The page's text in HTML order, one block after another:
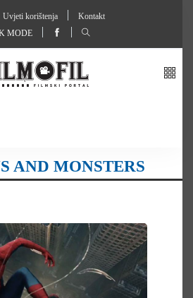
Uvjeti korištenja
Kontakt
MODE
AND MONSTERS